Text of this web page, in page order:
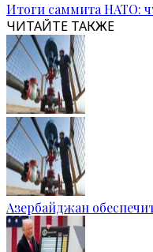
Итоги саммита НАТО:
ЧИТАЙТЕ ТАКЖЕ
Азербайджан